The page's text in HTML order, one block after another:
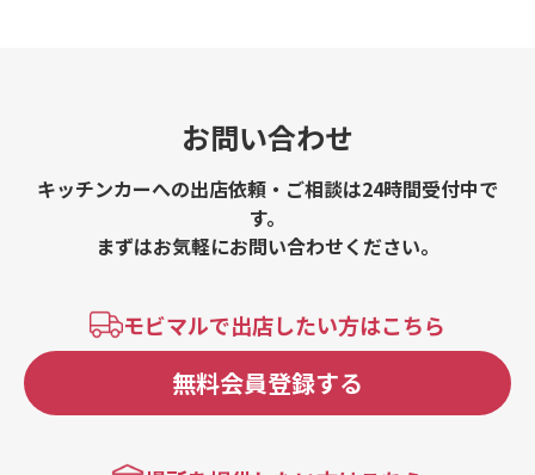
お問い合わせ
キッチンカーへの出店依頼・ご相談は24時間受付中で
す。
まずはお気軽にお問い合わせください。
モビマルで出店したい方はこちら
無料会員登録する